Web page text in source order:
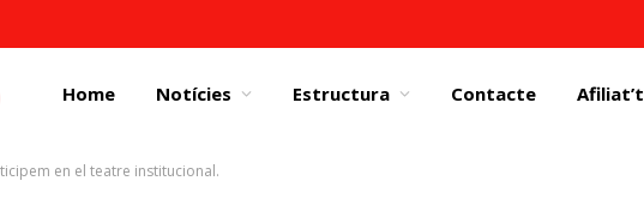
Home Notícies Estructura Contacte Afiliat’t
en el teatre institucional.